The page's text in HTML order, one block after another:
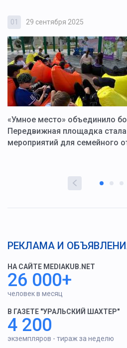
01 29 сентября 2025
«Умное место» объединило
Передвижная площадка
мероприятий для семейного
РЕКЛАМА И
НА САЙТЕ MEDIAKUB.NET
26 000+
человек в месяц
В ГАЗЕТЕ "УРАЛЬСКИЙ ШАХТЕР"
4 200
экземпляров - тираж за неделю